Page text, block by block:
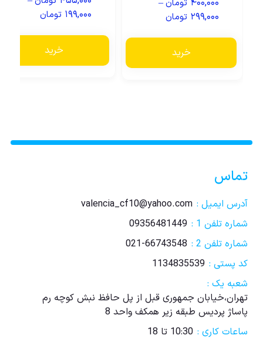
۴۰۰,۰۰۰ تومان–
۲۹۹,۰۰۰ تومان
خرید
۱۹۹,۰۰۰ تومان
خرید
تماس
آدرس ایمیل : valencia_cf10@yahoo.com
شماره تلفن 1 :
09356481449
شماره تلفن 2 :
021-66743548
کد پستی : 1134835539
شعبه یک :
تهران،خیابان جمهوری قبل از پل حافظ نبش کوچه رم
پاساژ پردیس طبقه زیر همکف واحد 8
ساعات کاری : 10:30 تا 18